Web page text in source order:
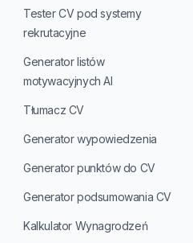
Tester CV pod systemy
rekrutacyjne
Generator listów
motywacyjnych AI
Tłumacz CV
Generator wypowiedzenia
Generator punktów do CV
Generator podsumowania CV
Kalkulator Wynagrodzeń